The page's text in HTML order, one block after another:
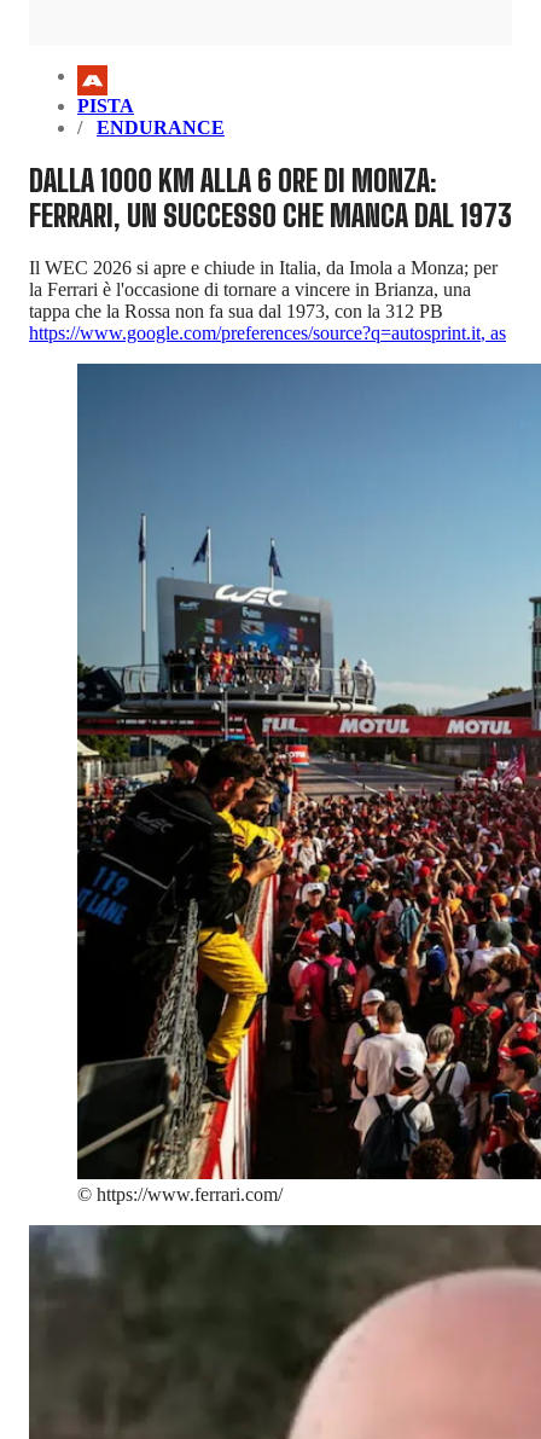
PISTA
ENDURANCE
DALLA 1000 KM ALLA 6 ORE DI MONZA:
FERRARI, UN SUCCESSO CHE MANCA DAL 1973
Il WEC 2026 si apre e chiude in Italia, da Imola a Monza; per
la Ferrari è l'occasione di tornare a vincere in Brianza, una
tappa che la Rossa non fa sua dal 1973, con la 312 PB
https://www.google.com/preferences/source?q=autosprint.it, as
© https://www.ferrari.com/